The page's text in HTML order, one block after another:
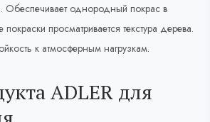
однородный покрас в
просматривается текстура дерева.
к атмосферным нагрузкам.
ADLER для